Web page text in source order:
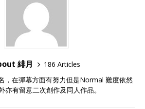
緋月
186 Articles
，在彈幕方面有努力但是Normal 難度依然
亦有留意二次創作及同人作品。